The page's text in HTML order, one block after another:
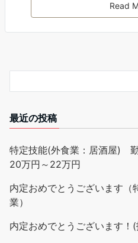
Read
最近の投稿
特定技能(外食業：居酒屋)
20万円～22万円
内定おめでとうございます（
業）
内定おめでとうございます！